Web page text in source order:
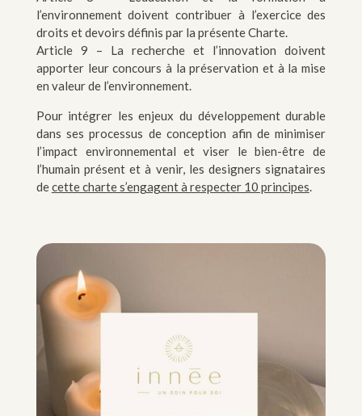
l’environnement doivent contribuer à l’exercice des
droits et devoirs définis par la présente Charte.
Article 9 – La recherche et l’innovation doivent
apporter leur concours à la préservation et à la mise
en valeur de l’environnement.
Pour intégrer les enjeux du développement durable
dans ses processus de conception afin de minimiser
l’impact environnemental et viser le bien-être de
l’humain présent et à venir, les designers signataires
decette charte s’engagent à respecter 10 principes.